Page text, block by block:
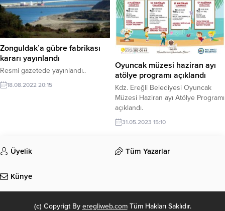
Zonguldak’a gübre fabrikası
kararı yayınlandı
Resmi gazetede yayınlandı..
18.08.2022 20:15
Oyuncak müzesi haziran ayı
atölye programı açıklandı
Kdz. Ereğli Belediyesi Oyuncak
Müzesi Haziran ayı Atölye Programı
açıklandı.
31.05.2023 15:10
Üyelik Tüm Yazarlar
Künye
(c) Copyrigt By eregliweb.com Tüm Hakları Saklıdır.